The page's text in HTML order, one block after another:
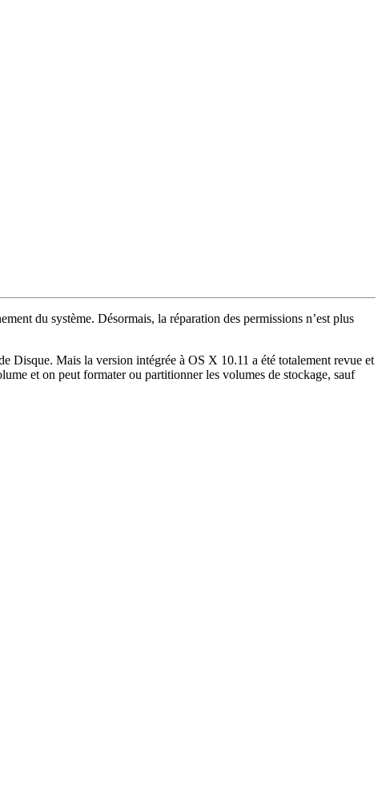
du système. Désormais, la réparation des permissions n’est plus
Disque. Mais la version intégrée à OS X 10.11 a été totalement revue et
et on peut formater ou partitionner les volumes de stockage, sauf